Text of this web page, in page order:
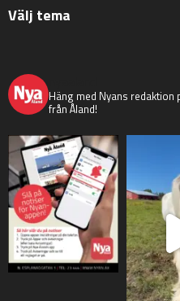
Välj tema
Häng med Nyans redaktion
från Åland!